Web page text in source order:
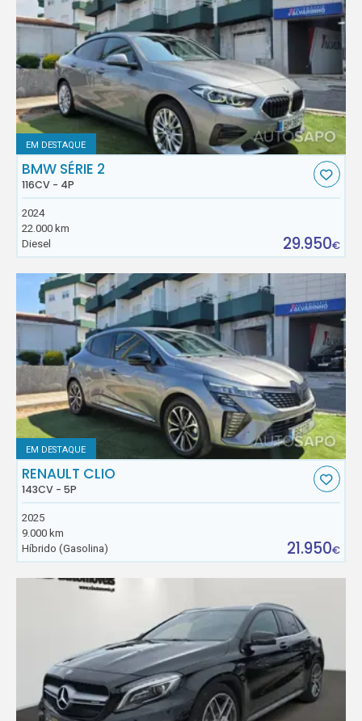
EM DESTAQUE
BMW SÉRIE 2
116CV - 4P
2024
22.000 km
Diesel
29.950€
EM DESTAQUE
RENAULT CLIO
143CV - 5P
2025
9.000 km
Híbrido (Gasolina)
21.950€